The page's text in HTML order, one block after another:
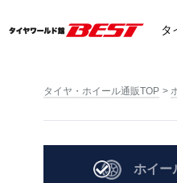
タ
タイヤ・ホイール通販TOP
ホイー